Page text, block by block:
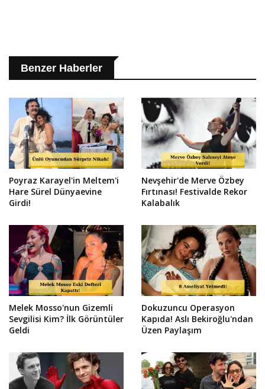
Benzer Haberler
Poyraz Karayel'in Meltem'i
Hare Sürel Dünyaevine
Girdi!
Nevşehir'de Merve Özbey
Fırtınası! Festivalde Rekor
Kalabalık
Melek Mosso'nun Gizemli
Sevgilisi Kim? İlk Görüntüler
Geldi
Dokuzuncu Operasyon
Kapıda! Aslı Bekiroğlu'ndan
Üzen Paylaşım